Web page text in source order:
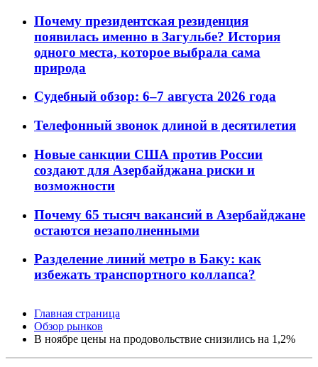
Почему президентская резиденция
появилась именно в Загульбе? История
одного места, которое выбрала сама
природа
Судебный обзор: 6–7 августа 2026 года
Телефонный звонок длиной в десятилетия
Новые санкции США против России
создают для Азербайджана риски и
возможности
Почему 65 тысяч вакансий в Азербайджане
остаются незаполненными
Разделение линий метро в Баку: как
избежать транспортного коллапса?
Главная страница
Обзор рынков
В ноябре цены на продовольствие снизились на 1,2%